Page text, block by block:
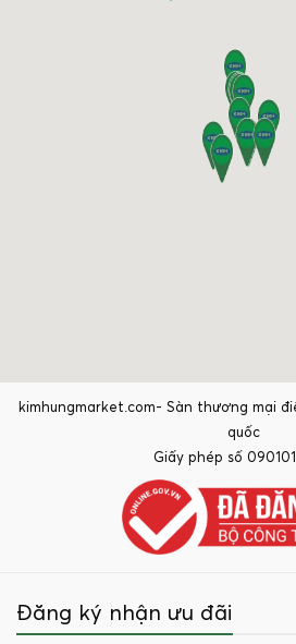
kimhungmarket.com- Sàn thương mại
quốc
Giấy phép số
Đăng ký nhận ưu đãi